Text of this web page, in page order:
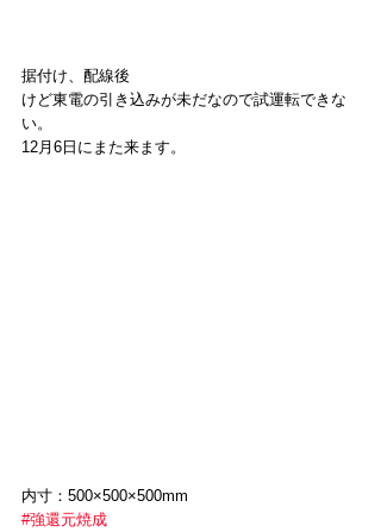
据付け、配線後
けど東電の引き込みが未だなので試運転できな
い。
12月6日にまた来ます。
内寸：500×500×500mm
#強還元焼成